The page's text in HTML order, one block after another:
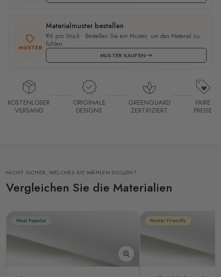
MUSTER
Materialmuster bestellen
€6 pro Stück · Bestellen Sie ein Muster, um das Material zu
fühlen.
MUSTER KAUFEN
KOSTENLOSER
VERSAND
ORIGINALE
DESIGNS
GREENGUARD
ZERTIFIZIERT
FAIRE
PREISE
NICHT SICHER, WELCHES SIE WÄHLEN SOLLEN?
Vergleichen Sie die Materialien
Most Popular Renter Friendly